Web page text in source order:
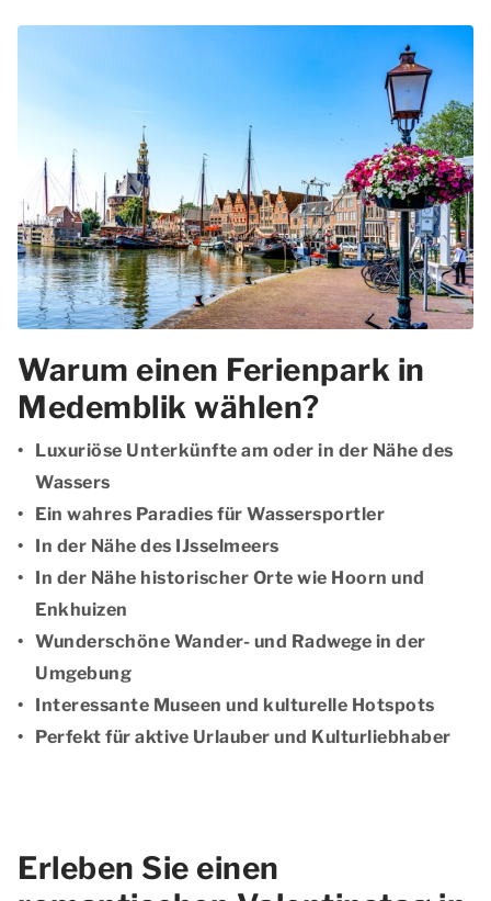
Warum einen Ferienpark in
Medemblik wählen?
Luxuriöse Unterkünfte am oder in der Nähe des
Wassers
Ein wahres Paradies für Wassersportler
In der Nähe des IJsselmeers
In der Nähe historischer Orte wie Hoorn und
Enkhuizen
Wunderschöne Wander- und Radwege in der
Umgebung
Interessante Museen und kulturelle Hotspots
Perfekt für aktive Urlauber und Kulturliebhaber
Erleben Sie einen